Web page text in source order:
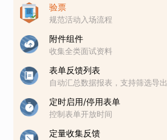
验票
规范活动入场流程
附件组件
收集全类面试资料
表单反馈列表
自动汇总数据报表，支持筛选导出
定时启用/停用表单
控制表单开放时间
定量收集反馈